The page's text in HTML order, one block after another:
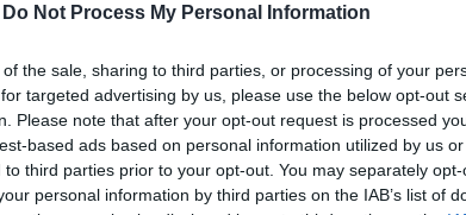
Do Not Process My Personal Information
the sale, sharing to third parties, or processing of your
targeted advertising by us, please use the below opt-out
Please note that after your opt-out request is processed
based ads based on personal information utilized by us
to third parties prior to your opt-out. You may separately
personal information by third parties on the IAB’s list of
για τον εντοπισμό
του Λιμενικού ανέσυραν